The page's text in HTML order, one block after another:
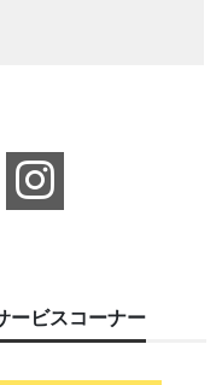
ービスコーナー